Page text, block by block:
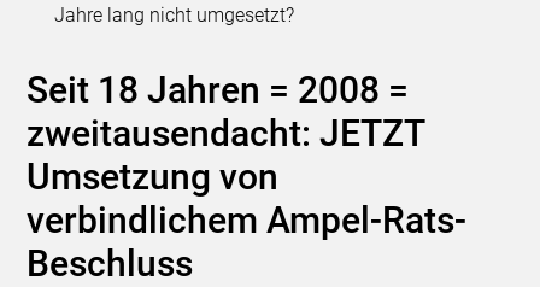
Jahre lang nicht umgesetzt?
Seit 18 Jahren = 2008 =
zweitausendacht: JETZT
Umsetzung von
verbindlichem Ampel-Rats-
Beschluss